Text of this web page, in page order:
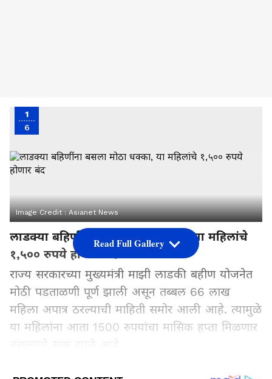
1
6
Image Credit :Asianet News
लाडक्या बहिणींना बसला मोठा धक्का, या महिलांचे
१,५०० रुपये होणार बंद
राज्य सरकारच्या मुख्यमंत्री माझी लाडकी बहीण योजनेत
मोठी पडताळणी पूर्ण झाली असून तब्बल 66 लाख
महिला अपात्र ठरल्याची माहिती समोर आली आहे. त्यामुळे
या महिलांना आता 1500 रुपयांचा मासिक हप्ता मिळणार
Read Full Gallery